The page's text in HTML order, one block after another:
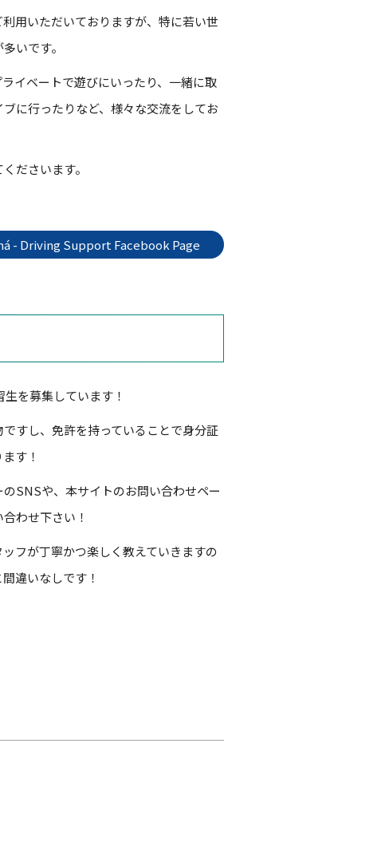
用いただいておりますが、特に若い世
いです。
イベートで遊びにいったり、一緒に取
に行ったりなど、様々な交流をしてお
ださいます。
- Driving Support Facebook Page
を募集しています！
すし、免許を持っていることで身分証
す！
SNSや、本サイトのお問い合わせペー
わせ下さい！
フが丁寧かつ楽しく教えていきますの
違いなしです！